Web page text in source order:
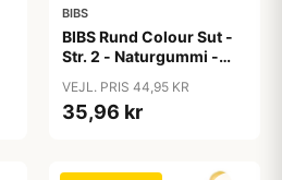
BIBS
BIBS Rund Colour Sut -
Str. 2 - Naturgummi -
VEJL. PRIS 44,95 KR
35,96 kr